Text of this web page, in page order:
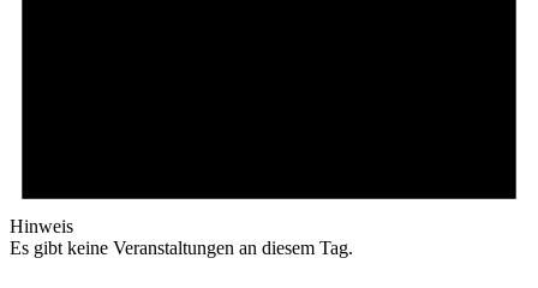
Hinweis
Es gibt keine Veranstaltungen an diesem Tag.